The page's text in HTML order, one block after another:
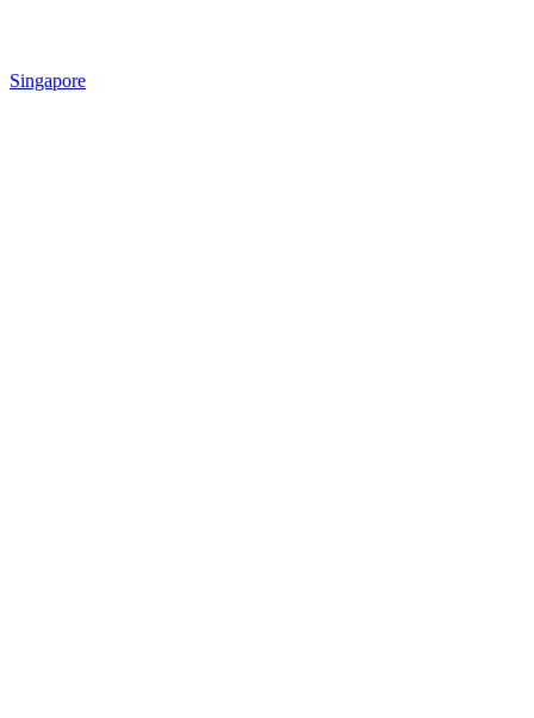
Singapore